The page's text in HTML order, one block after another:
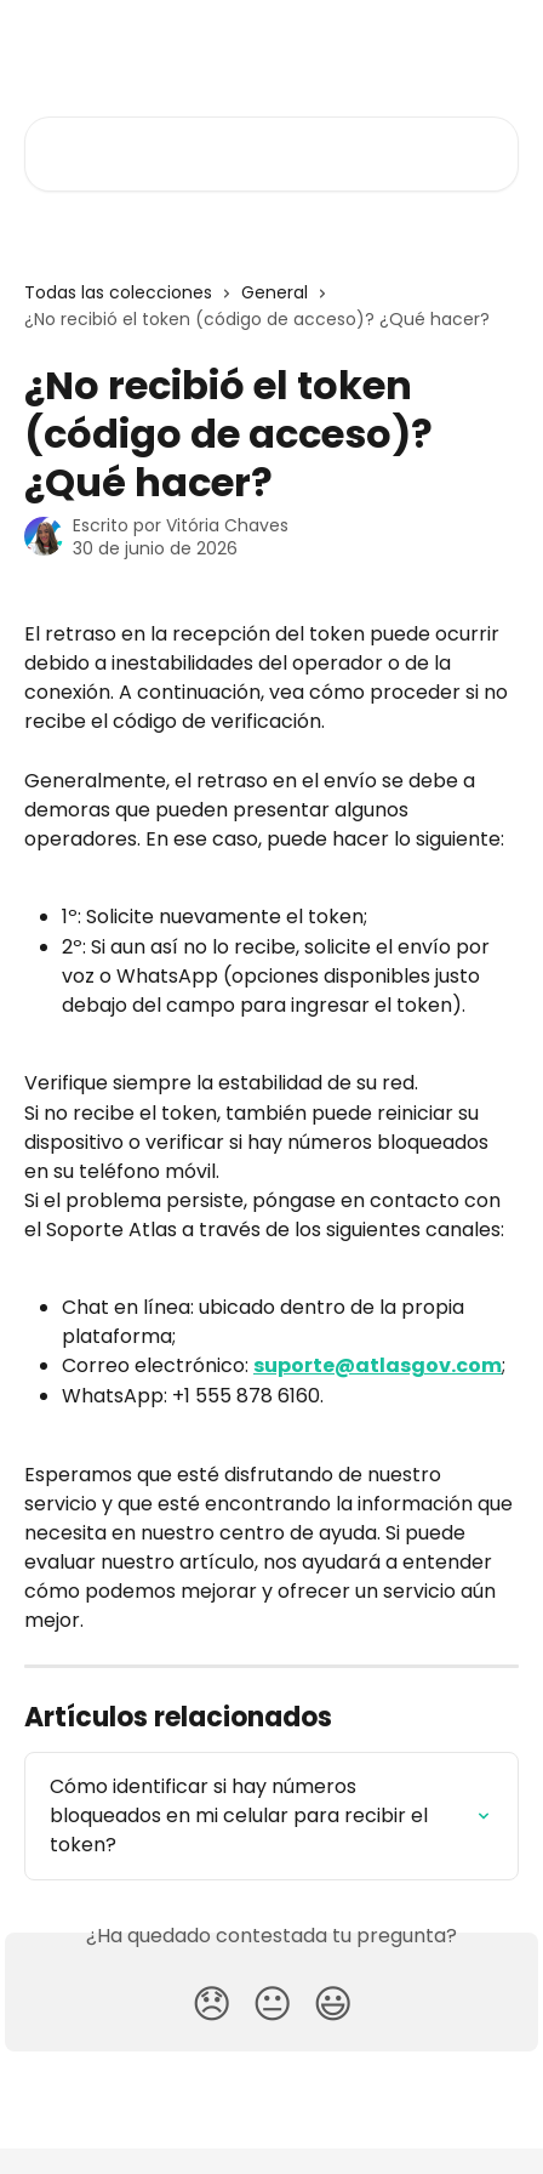
Todas las colecciones
General
¿No recibió el token (código de acceso)? ¿Qué hacer?
¿No recibió el token
(código de acceso)?
¿Qué hacer?
Escrito por Vitória Chaves
30 de junio de 2026
El retraso en la recepción del token puede ocurrir
debido a inestabilidades del operador o de la
conexión. A continuación, vea cómo proceder si no
recibe el código de verificación.
Generalmente, el retraso en el envío se debe a
demoras que pueden presentar algunos
operadores. En ese caso, puede hacer lo siguiente:
1º: Solicite nuevamente el token;
2º: Si aun así no lo recibe, solicite el envío por
voz o WhatsApp (opciones disponibles justo
debajo del campo para ingresar el token).
Verifique siempre la estabilidad de su red.
Si no recibe el token, también puede reiniciar su
dispositivo o verificar si hay números bloqueados
en su teléfono móvil.
Si el problema persiste, póngase en contacto con
el Soporte Atlas a través de los siguientes canales:
Chat en línea: ubicado dentro de la propia
plataforma;
Correo electrónico: suporte@atlasgov.com;
WhatsApp: +1 555 878 6160.
Esperamos que esté disfrutando de nuestro
servicio y que esté encontrando la información que
necesita en nuestro centro de ayuda. Si puede
evaluar nuestro artículo, nos ayudará a entender
cómo podemos mejorar y ofrecer un servicio aún
mejor.
Artículos relacionados
Cómo identificar si hay números
bloqueados en mi celular para recibir el
token?
¿Ha quedado contestada tu pregunta?
😞 😐 😃